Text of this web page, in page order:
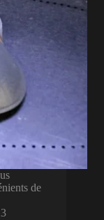
de